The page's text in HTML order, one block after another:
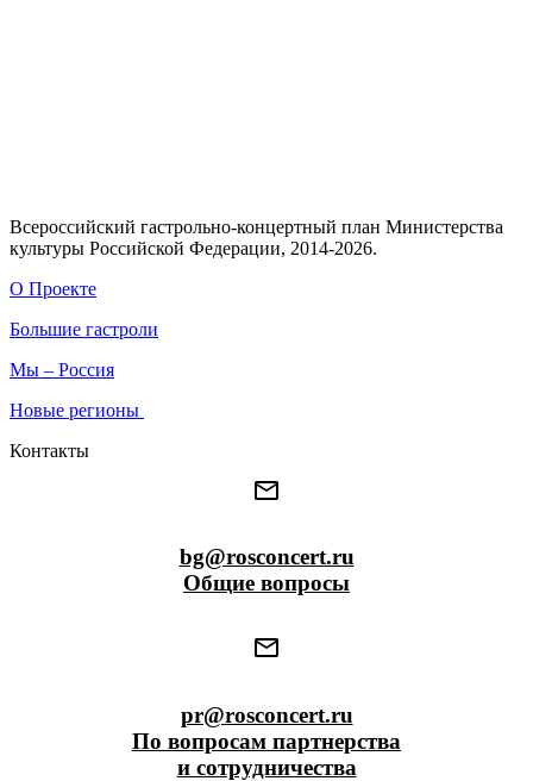
Всероссийский гастрольно-концертный план Министерства
культуры Российской Федерации, 2014-2026.
О Проекте
Большие гастроли
Мы – Россия
Новые регионы
Контакты
bg@rosconcert.ru
Общие вопросы
pr@rosconcert.ru
По вопросам партнерства
и сотрудничества